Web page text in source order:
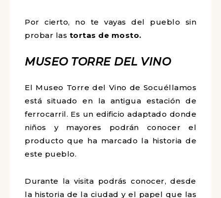
Por cierto, no te vayas del pueblo sin
probar las tortas de mosto.
MUSEO TORRE DEL VINO
El Museo Torre del Vino de Socuéllamos
está situado en la antigua estación de
ferrocarril. Es un edificio adaptado donde
niños y mayores podrán conocer el
producto que ha marcado la historia de
este pueblo.
Durante la visita podrás conocer, desde
la historia de la ciudad y el papel que las